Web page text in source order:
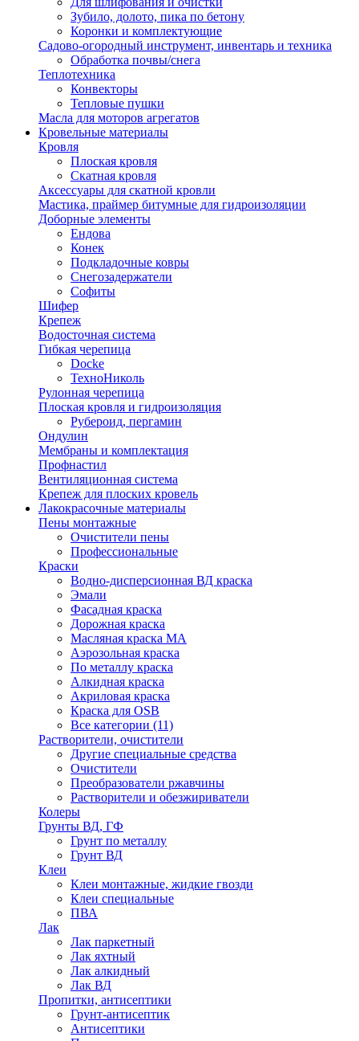
Зубило, долото, пика по бетону
Коронки и комплектующие
Садово-огородный инструмент, инвентарь и техника
Обработка почвы/снега
Теплотехника
Конвекторы
Тепловые пушки
Масла для моторов агрегатов
Кровельные материалы
Кровля
Плоская кровля
Скатная кровля
Аксессуары для скатной кровли
Мастика, праймер битумные для гидроизоляции
Доборные элементы
Ендова
Конек
Подкладочные ковры
Снегозадержатели
Софиты
Шифер
Крепеж
Водосточная система
Гибкая черепица
Docke
ТехноНиколь
Рулонная черепица
Плоская кровля и гидроизоляция
Рубероид, пергамин
Ондулин
Мембраны и комплектация
Профнастил
Вентиляционная система
Крепеж для плоских кровель
Лакокрасочные материалы
Пены монтажные
Очистители пены
Профессиональные
Краски
Водно-дисперсионная ВД краска
Эмали
Фасадная краска
Дорожная краска
Масляная краска МА
Аэрозольная краска
По металлу краска
Алкидная краска
Акриловая краска
Краска для OSB
Все категории (11)
Растворители, очистители
Другие специальные средства
Очистители
Преобразователи ржавчины
Растворители и обезжириватели
Колеры
Грунты ВД, ГФ
Грунт по металлу
Грунт ВД
Клеи
Клеи монтажные, жидкие гвозди
Клеи специальные
ПВА
Лак
Лак паркетный
Лак яхтный
Лак алкидный
Лак ВД
Пропитки, антисептики
Грунт-антисептик
Антисептики